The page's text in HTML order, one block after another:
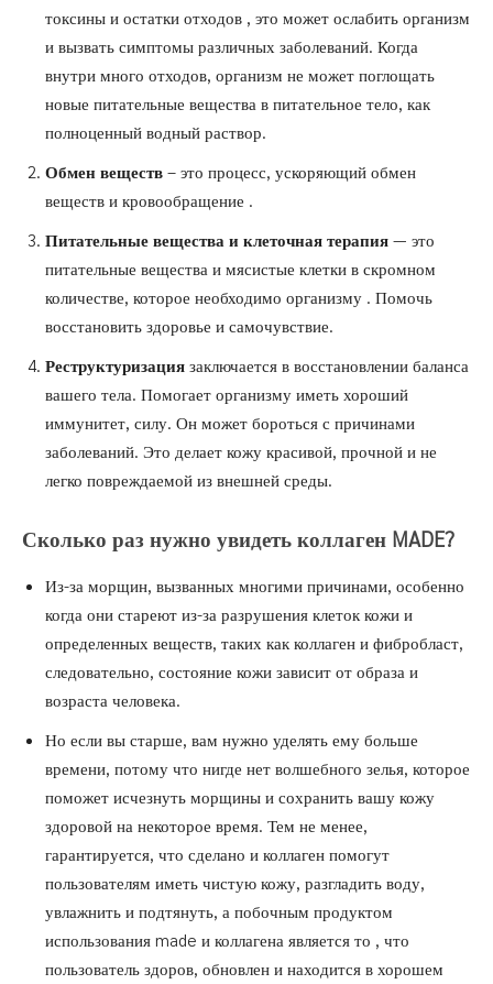
токсины и остатки отходов
это может ослабить организм
и вызвать симптомы различных заболеваний. Когда
внутри много отходов, организм не может поглощать
новые питательные вещества в питательное тело, как
полноценный водный раствор.
Обмен веществ – это процесс, ускоряющий обмен
веществ и кровообращение
Питательные вещества и клеточная терапия — это
питательные вещества и мясистые клетки в скромном
количестве, которое необходимо организму
. Помочь
восстановить здоровье и самочувствие.
Реструктуризация заключается в восстановлении баланса
вашего тела. Помогает организму иметь хороший
иммунитет, силу. Он может бороться с причинами
заболеваний. Это делает кожу красивой, прочной и не
легко повреждаемой из внешней среды.
Сколько раз нужно увидеть коллаген MADE?
Из-за морщин, вызванных многими причинами, особенно
когда они стареют из-за разрушения клеток кожи и
определенных веществ, таких как коллаген и фибробласт,
следовательно, состояние кожи зависит от образа и
возраста человека.
Но если вы старше, вам нужно уделять ему больше
времени, потому что нигде нет волшебного зелья, которое
поможет исчезнуть морщины и сохранить вашу кожу
здоровой на некоторое время. Тем не менее,
гарантируется, что сделано и коллаген помогут
пользователям иметь чистую кожу, разгладить воду,
увлажнить и подтянуть, а побочным продуктом
использования made и коллагена является то
, что
пользователь здоров, обновлен и находится в хорошем